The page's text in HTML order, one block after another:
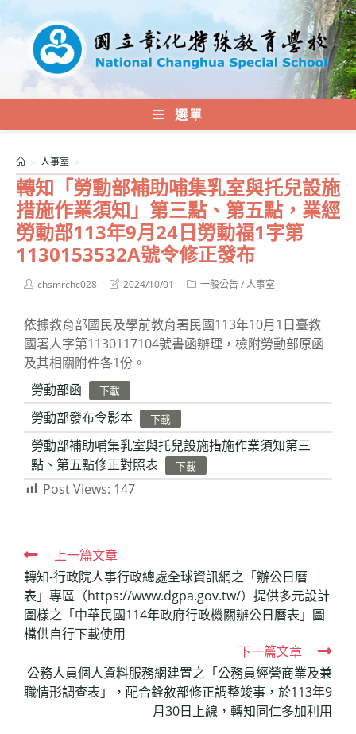
轉
內
選單
轉知「勞動部補助哺集乳室與托兒設施
措施作業須知」第三點、第五點，業經
勞動部113年9月24日勞動福1字第
1130153532A號令修正發布
> 人事室 >
Postchsmrchc028
Post2024/10/01
Post一般公告/人事室
依據教育部國民及學前教育署民國113年10月1日臺教
國署人字第1130117104號書函辦理，檢附勞動部原函
及其相關附件各1份。
勞動部函
下載
勞動部發布令影本 下載
勞動部補助哺集乳室與托兒設施措施作業須知第三
點、第五點修正對照表
下載
Post Views: 147
Read
more
articles
上一篇文章
轉知-行政院人事行政總處全球資訊網之「辦公日曆
表」專區（https://www.dgpa.gov.tw/）提供多元設計
圖樣之「中華民國114年政府行政機關辦公日曆表」圖
檔供自行下載使用
下一篇文章
公務人員個人資料服務網建置之「公務員經營商業及兼
職情形調查表」，配合銓敘部修正調整竣事，於113年9
月30日上線，轉知同仁多加利用